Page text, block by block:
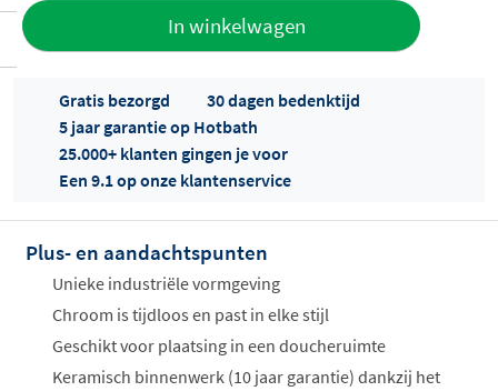
In winkelwagen
Offertes
ophalen...
Gratis bezorgd
30 dagen bedenktijd
5 jaar garantie op Hotbath
25.000+ klanten gingen je voor
Een 9.1 op onze klantenservice
Plus- en aandachtspunten
Unieke industriële vormgeving
Chroom is tijdloos en past in elke stijl
Geschikt voor plaatsing in een doucheruimte
Keramisch binnenwerk (10 jaar garantie) dankzij het